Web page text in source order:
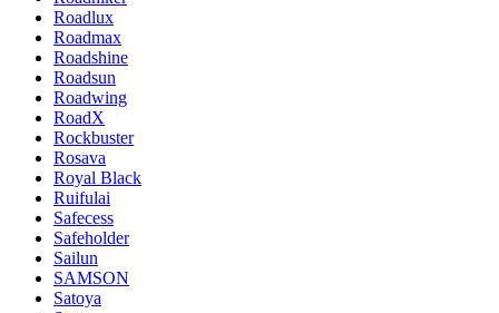
Roadlux
Roadmax
Roadshine
Roadsun
Roadwing
RoadX
Rockbuster
Rosava
Royal Black
Ruifulai
Safecess
Safeholder
Sailun
SAMSON
Satoya